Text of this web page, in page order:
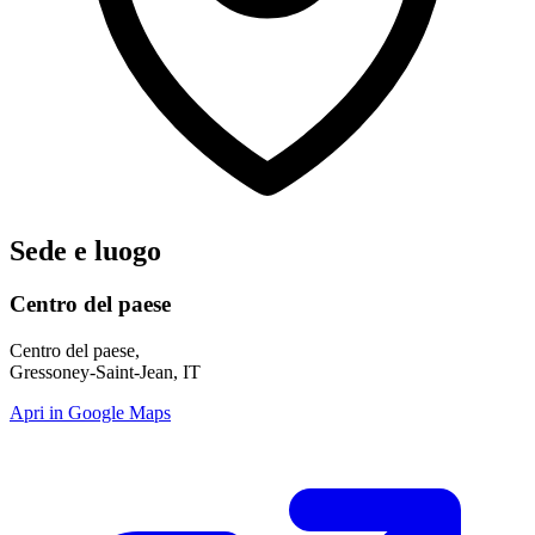
Sede e luogo
Centro del paese
Centro del paese,
Gressoney-Saint-Jean, IT
Apri in Google Maps